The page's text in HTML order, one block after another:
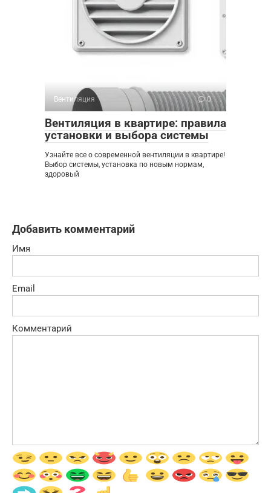
Вентиляция 0
Вентиляция в квартире: правила
установки и выбора системы
Узнайте все о современной вентиляции в квартире!
Выбор системы, установка по новым нормам,
здоровый
Добавить комментарий
Имя
Email
Комментарий